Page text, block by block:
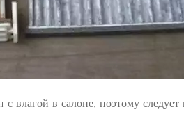
влагой в салоне, поэтому следует